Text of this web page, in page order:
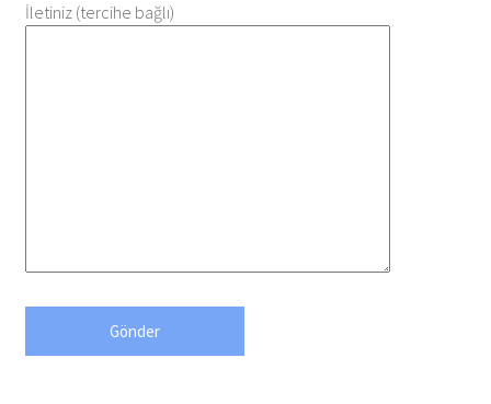
İletiniz (tercihe bağlı)